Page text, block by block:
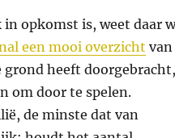
opkomst is, weet daar
een mooi overzicht van
grond heeft doorgebracht,
om door te spelen.
de minste dat van